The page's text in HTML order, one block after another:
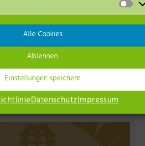
Alle Cookies
Ablehnen
Einstellungen speichern
DatenschutzImpressum
im Museum Neuruppin